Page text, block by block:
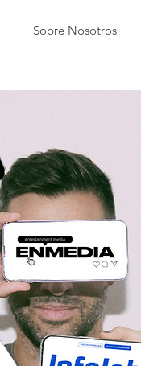
Sobre Nosotros